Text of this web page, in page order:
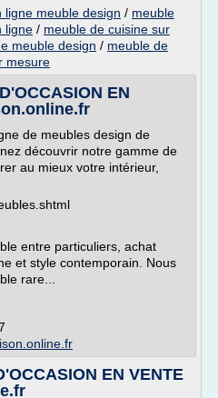
ligne meuble design / meuble
ligne / meuble de cuisine sur
meuble design / meuble de
mesure
EN
de meubles design de
découvrir notre gamme de
au mieux votre intérieur,
entre particuliers, achat
et style contemporain. Nous
rare...
EN VENTE